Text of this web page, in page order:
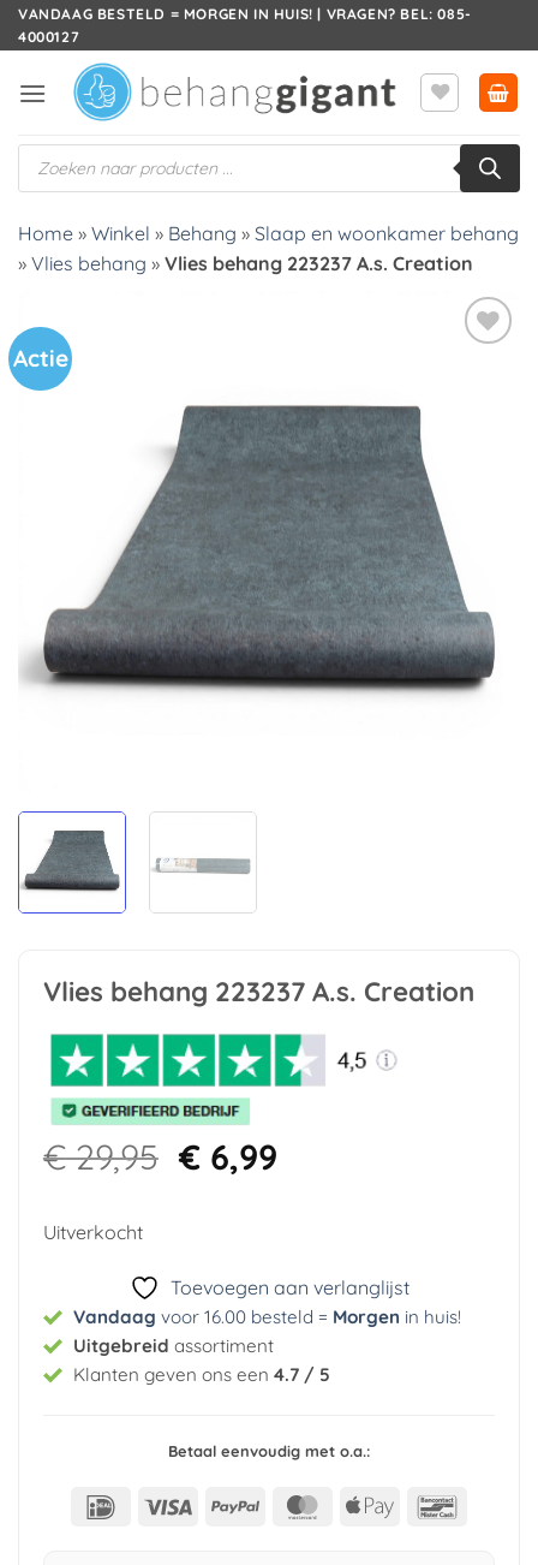
Ga
naar
VANDAAG BESTELD = MORGEN IN HUIS! | VRAGEN? BEL: 085-
4000127
Producten
zoeken
Home » Winkel » Behang » Slaap en woonkamer behang
» Vlies behang » Vlies behang 223237 A.s. Creation
Actie
verlanglijst
Vlies behang 223237 A.s. Creation
€29,95 Oorspronkelijke
prijs
€6,99Huidige
Uitverkocht
Toevoegen aan verlanglijst
Vandaag voor 16.00 besteld = Morgen in huis!
Uitgebreid assortiment
Klanten geven ons een 4.7 / 5
Betaal eenvoudig met o.a.:
IDeal Visa PayPal MasterCard
Apple